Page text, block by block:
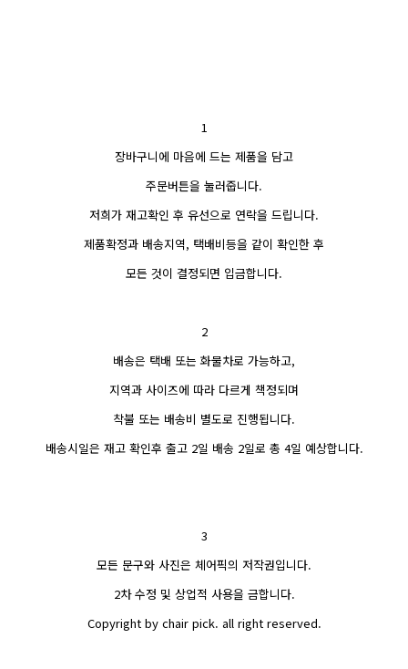
1
장바구니에 마음에 드는 제품을 담고
주문버튼을 눌러줍니다.
저희가 재고확인 후 유선으로 연락을 드립니다.
제품확정과 배송지역, 택배비등을 같이 확인한 후
모든 것이 결정되면 입금합니다.
2
배송은 택배 또는 화물차로 가능하고,
지역과 사이즈에 따라 다르게 책정되며
착불 또는 배송비 별도로 진행됩니다.
배송시일은 재고 확인후 출고 2일 배송 2일로 총 4일 예상합니다.
3
모든 문구와 사진은 체어픽의 저작권입니다.
2차 수정 및 상업적 사용을 금합니다.
Copyright by chair pick. all right reserved.